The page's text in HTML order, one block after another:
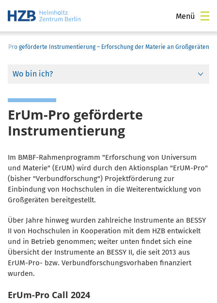
Menü
Pro geförderte Instrumentierung – Erforschung der Materie an Großgeräten
Wo bin ich?
ErUm-Pro geförderte
Instrumentierung
Im BMBF-Rahmenprogramm "Erforschung von Universum
und Materie" (ErUM) wird durch den Aktionsplan "ErUM-Pro"
(bisher "Verbundforschung") Projektförderung zur
Einbindung von Hochschulen in die Weiterentwicklung von
Großgeräten bereitgestellt.
Über Jahre hinweg wurden zahlreiche Instrumente an BESSY
II von Hochschulen in Kooperation mit dem HZB entwickelt
und in Betrieb genommen; weiter unten findet sich eine
Übersicht der Instrumente an BESSY II, die seit 2013 aus
ErUM-Pro- bzw. Verbundforschungsvorhaben finanziert
wurden.
ErUm-Pro Call 2024